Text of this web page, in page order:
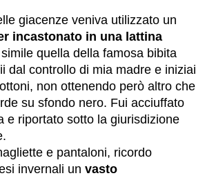
giacenze veniva utilizzato un
incastonato in una lattina
quella della famosa bibita
dal controllo di mia madre e iniziai
non ottenendo però altro che
su sfondo nero. Fui acciuffato
e riportato sotto la giurisdizione
e pantaloni, ricordo
invernali un vasto